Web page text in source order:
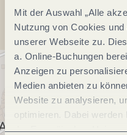
Mit der Auswahl „Alle
Nutzung von Cookies
unserer Webseite zu.
a. Online-Buchungen
Anzeigen zu
Medien anbieten zu
Website zu analysieren,
optimieren. Dabei
der Europäischen Union